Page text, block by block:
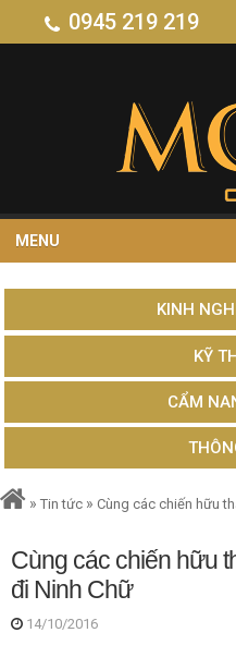
0945 219 219
MENU
KINH
KỸ
CẨM
» Tin tức » Cùng các chiến hữu
Cùng các chiến hữu
đi Ninh Chữ
14/10/2016